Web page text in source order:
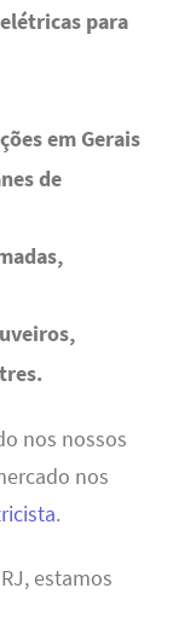
para
em Gerais
de
nos nossos
nos
.
estamos